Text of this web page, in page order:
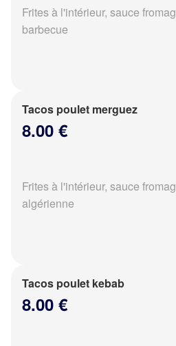
Frites à l'intérieur, sauce
barbecue
Tacos poulet merguez
8.00 €
Frites à l'intérieur, sauce
algérienne
Tacos poulet kebab
8.00 €